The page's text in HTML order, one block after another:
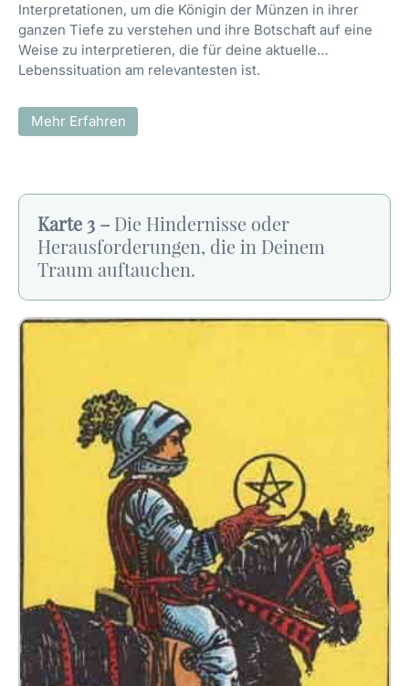
Interpretationen, um die Königin der Münzen in ihrer
ganzen Tiefe zu verstehen und ihre Botschaft auf eine
Weise zu interpretieren, die für deine aktuelle
Lebenssituation am relevantesten ist.
Mehr Erfahren
Karte 3 – Die Hindernisse oder
Herausforderungen, die in Deinem
Traum auftauchen.